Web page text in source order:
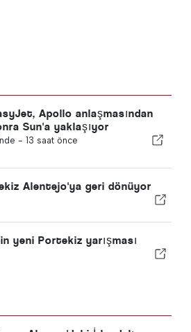
Apollo anlaşmasından
Sun'a yaklaşıyor
- 13 saat önce
Alentejo'ya geri dönüyor
yeni Portekiz yarışması